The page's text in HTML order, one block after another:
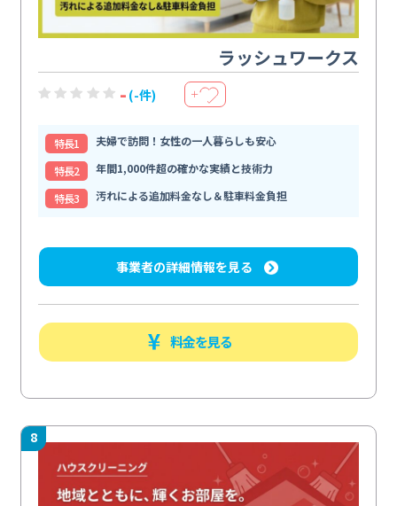
ラッシュワークス
- (-件) ＋
特⻑1
夫婦で訪問！女性の一人暮らしも安心
特⻑2
年間1,000件超の確かな実績と技術力
特⻑3
汚れによる追加料金なし＆駐車料金負担
事業者の詳細情報を見る
料金を見る
8